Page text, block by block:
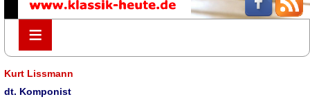
≡
≡
Kurt Lissmann
dt. Komponist